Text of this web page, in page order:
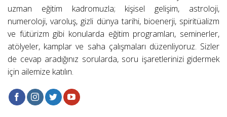
uzman eğitim kadromuzla; kişisel gelişim, astroloji,
numeroloji, varoluş, gizli dünya tarihi, bioenerji, spiritüalizm
ve fütürizm gibi konularda eğitim programları, seminerler,
atölyeler, kamplar ve saha çalışmaları düzenliyoruz. Sizler
de cevap aradığınız sorularda, soru işaretlerinizi gidermek
için ailemize katılın.